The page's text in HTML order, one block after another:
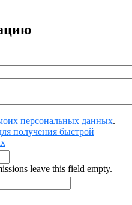
персональных данных.
получения быстрой
leave this field empty.